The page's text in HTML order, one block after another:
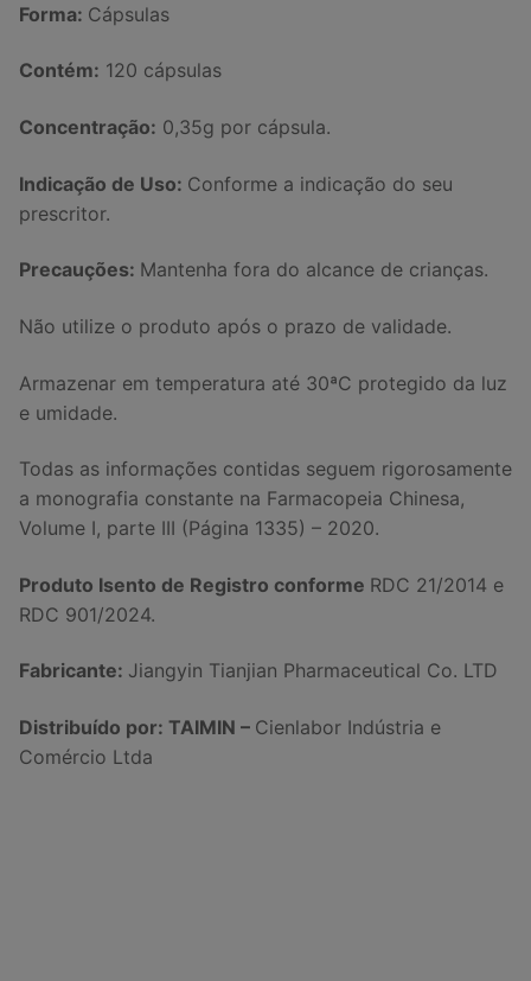
Forma: Cápsulas
Contém: 120 cápsulas
Concentração: 0,35g por cápsula.
Indicação de Uso: Conforme a indicação do seu
prescritor.
Precauções: Mantenha fora do alcance de crianças.
Não utilize o produto após o prazo de validade.
Armazenar em temperatura até 30ªC protegido da luz
e umidade.
Todas as informações contidas seguem rigorosamente
a monografia constante na Farmacopeia Chinesa,
Volume I, parte III (Página 1335) – 2020.
Produto Isento de Registro conforme RDC 21/2014 e
RDC 901/2024.
Fabricante: Jiangyin Tianjian Pharmaceutical Co. LTD
Distribuído por: TAIMIN – Cienlabor Indústria e
Comércio Ltda